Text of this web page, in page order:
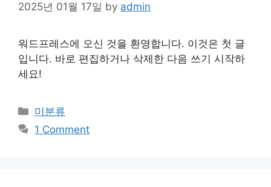
2025년 01월 17일 by admin
워드프레스에 오신 것을 환영합니다. 이것은 첫 글
입니다. 바로 편집하거나 삭제한 다음 쓰기 시작하
세요!
Categories
미분류
1 Comment